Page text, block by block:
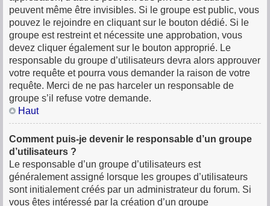
peuvent même être invisibles. Si le groupe est public, vous
pouvez le rejoindre en cliquant sur le bouton dédié. Si le
groupe est restreint et nécessite une approbation, vous
devez cliquer également sur le bouton approprié. Le
responsable du groupe d’utilisateurs devra alors approuver
votre requête et pourra vous demander la raison de votre
requête. Merci de ne pas harceler un responsable de
groupe s’il refuse votre demande.
Haut
Comment puis-je devenir le responsable d’un groupe
d’utilisateurs ?
Le responsable d’un groupe d’utilisateurs est
généralement assigné lorsque les groupes d’utilisateurs
sont initialement créés par un administrateur du forum. Si
vous êtes intéressé par la création d’un groupe